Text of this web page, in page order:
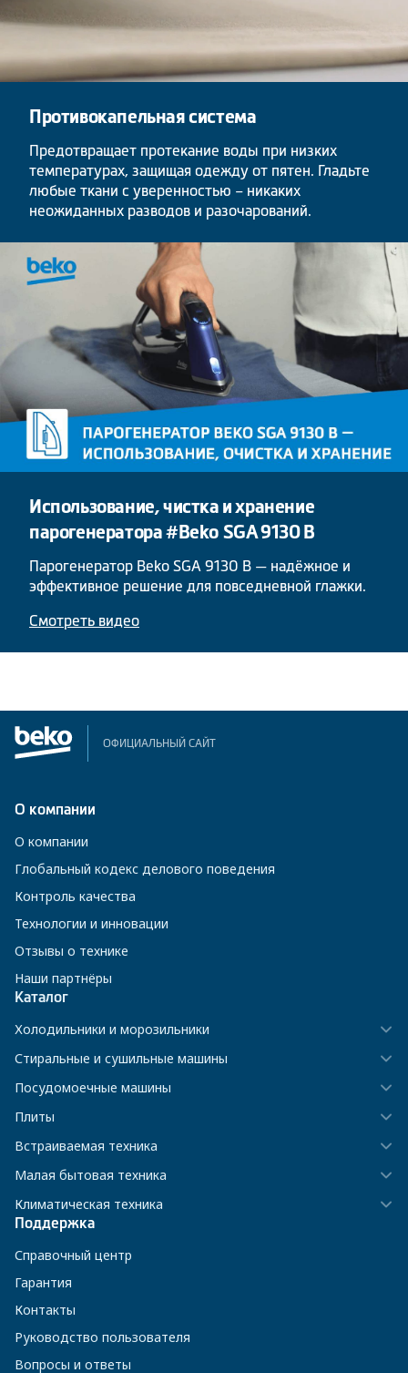
Противокапельная система
Предотвращает протекание воды при низких
температурах, защищая одежду от пятен. Гладьте
любые ткани с уверенностью – никаких
неожиданных разводов и разочарований.
Использование, чистка и хранение
парогенератора #Beko SGA 9130 B
Парогенератор Beko SGA 9130 B — надёжное и
эффективное решение для повседневной глажки.
Смотреть видео
ОФИЦИАЛЬНЫЙ САЙТ
О компании
О компании
Глобальный кодекс делового поведения
Контроль качества
Технологии и инновации
Отзывы о технике
Наши партнёры
Каталог
Холодильники и морозильники
Стиральные и сушильные машины
Посудомоечные машины
Плиты
Встраиваемая техника
Малая бытовая техника
Климатическая техника
Поддержка
Справочный центр
Гарантия
Контакты
Руководство пользователя
Вопросы и ответы